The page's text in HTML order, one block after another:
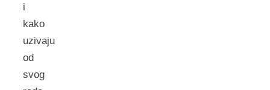
i
kako
uzivaju
od
svog